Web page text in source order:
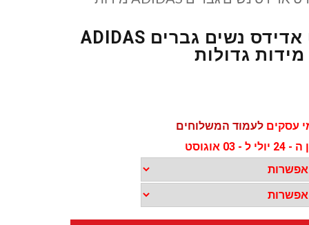
קפוצון ספורט אדידס נשים גברים ADIDAS
מידות גדולות
לעמוד המשלוחים